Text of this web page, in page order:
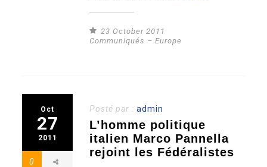
23 October 2011
Communiqués – Europe
Oct
27
2011
0
Posté par :admin
L’homme politique
italien Marco Pannella
rejoint les Fédéralistes